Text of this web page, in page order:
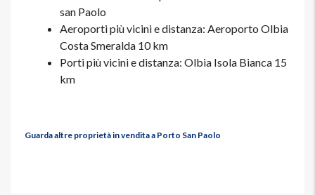
san Paolo
Aeroporti più vicini e distanza: Aeroporto Olbia
Costa Smeralda 10 km
Porti più vicini e distanza: Olbia Isola Bianca 15
km
Guarda altre proprietà in vendita a Porto San Paolo